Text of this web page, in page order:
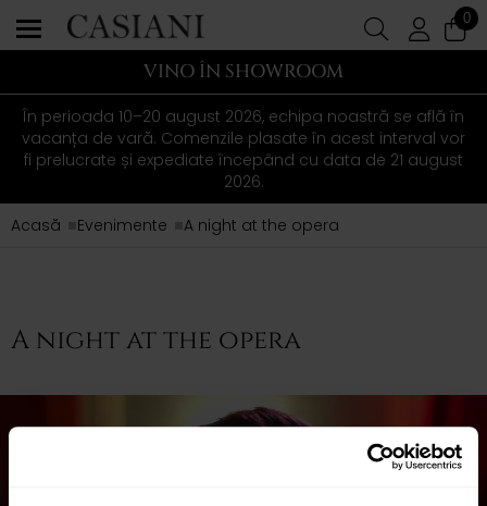
0
VINO ÎN SHOWROOM
În perioada 10–20 august 2026, echipa noastră se află în
vacanța de vară. Comenzile plasate în acest interval vor
fi prelucrate și expediate începând cu data de 21 august
2026.
Acasă
Evenimente A night at the opera
A night at the opera